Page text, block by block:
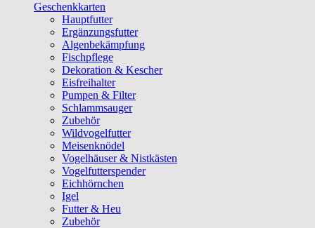
Geschenkkarten
Hauptfutter
Ergänzungsfutter
Algenbekämpfung
Fischpflege
Dekoration & Kescher
Eisfreihalter
Pumpen & Filter
Schlammsauger
Zubehör
Wildvogelfutter
Meisenknödel
Vogelhäuser & Nistkästen
Vogelfutterspender
Eichhörnchen
Igel
Futter & Heu
Zubehör